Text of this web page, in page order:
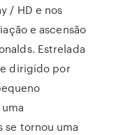
/ HD e nos
e ascensão
Estrelada
e dirigido por
se tornou uma